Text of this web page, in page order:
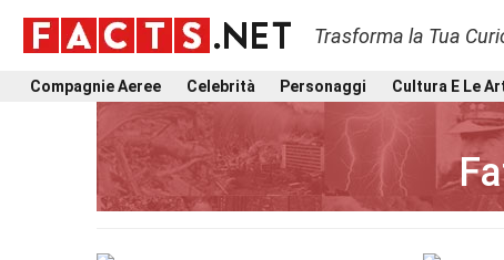
Trasforma la Tua
Compagnie Aeree Celebrità Personaggi Cultura E Le